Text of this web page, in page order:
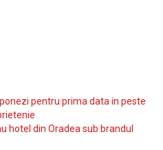
pentru prima data in peste
hotel din Oradea sub brandul